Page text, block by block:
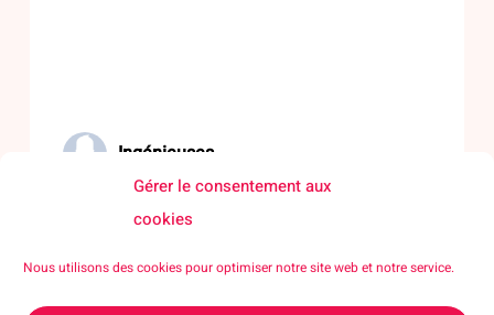
Gérer le consentement aux
cookies
Nous utilisons des cookies pour optimiser notre site web et notre service.
Ingénieuses